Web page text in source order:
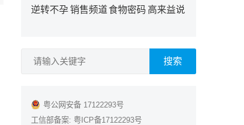
逆转不孕销售频道食物密码 高来益说
搜索
粤公网安备 17122293号
工信部备案: 粤ICP备17122293号